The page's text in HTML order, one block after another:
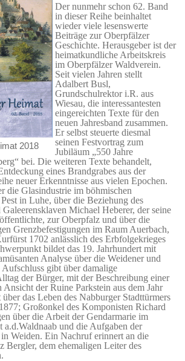
2018
Der nunmehr schon 62. Band
in dieser Reihe beinhaltet
wieder viele lesenswerte
Beiträge zur Oberpfälzer
Geschichte. Herausgeber ist der
heimatkundliche Arbeitskreis
im Oberpfälzer Waldverein.
Seit vielen Jahren stellt
Adalbert Busl,
Grundschulrektor i.R. aus
Wiesau, die interessantesten
eingereichten Texte für den
neuen Jahresband zusammen.
Er selbst steuerte diesmal
seinen Festvortrag zum
Jubiläum „550 Jahre
bei. Die weiteren Texte behandelt,
eines Brandgrabes aus der
neuer Erkenntnisse aus vielen Epochen.
die Glasindustrie im böhmischen
in Luhe, über die Beziehung des
Michael Heberer, der seine
zur Oberpfalz und über die
Grenzbefestigungen im Raum Auerbach,
1702 anlässlich des Erbfolgekrieges
bildet das 19. Jahrhundert mit
Analyse über die Weidener und
gibt über damalige
der Bürger, mit der Beschreibung einer
Ansicht der Ruine Parkstein aus dem Jahr
das Leben des Nabburger Stadttürmers
Großonkel des Komponisten Richard
über die Arbeit der Gendarmarie im
a.d.Waldnaab und die Aufgaben der
Weiden. Ein Nachruf erinnert an die
Bergler, dem ehemaligen Leiter des